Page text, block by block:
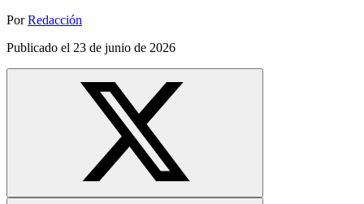
Por Redacción
Publicado el 23 de junio de 2026